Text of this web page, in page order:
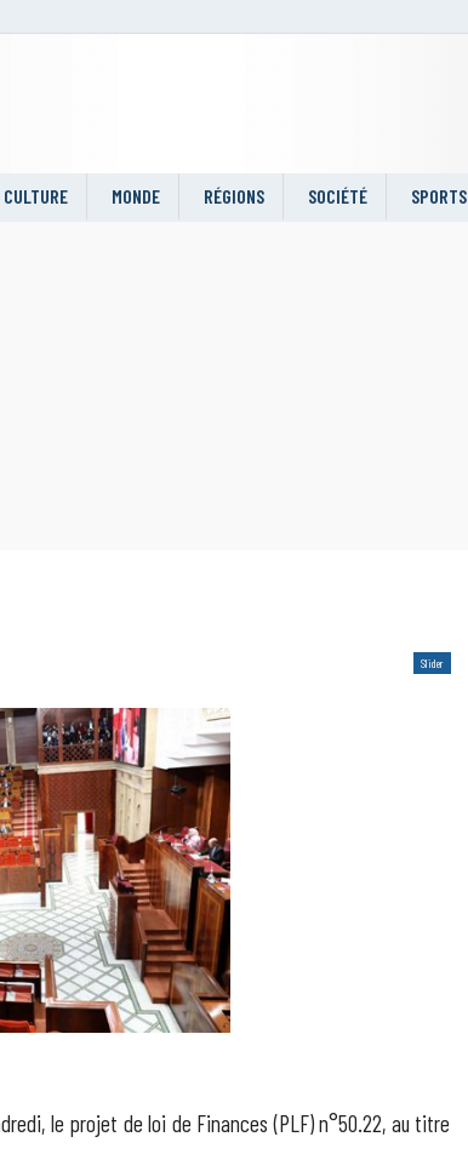
CULTURE MONDE RÉGIONS SOCIÉTÉ SPORTS
Slider
le projet de loi de Finances (PLF) n°50.22, au titre